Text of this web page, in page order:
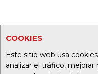
COOKIES
Este sitio web usa
analizar el tráfico,